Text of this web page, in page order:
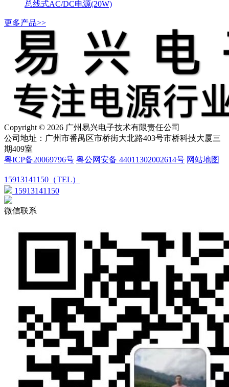
总线式AC/DC电源(20W)
更多产品>>
Copyright © 2026 广州易兴电子技术有限责任公司
公司地址：广州市番禺区市桥街大北路403号市桥科技大厦三
期409室
粤ICP备20069796号 粤公网安备 44011302002614号 网站地图
15913141150（TEL）
15913141150
微信联系